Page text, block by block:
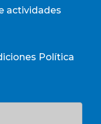
actividades
Política